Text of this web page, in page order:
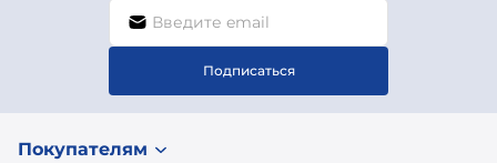
Подписаться
Покупателям